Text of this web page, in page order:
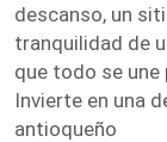
descanso, un
tranquilidad de
que todo se une
Invierte en una
antioqueño